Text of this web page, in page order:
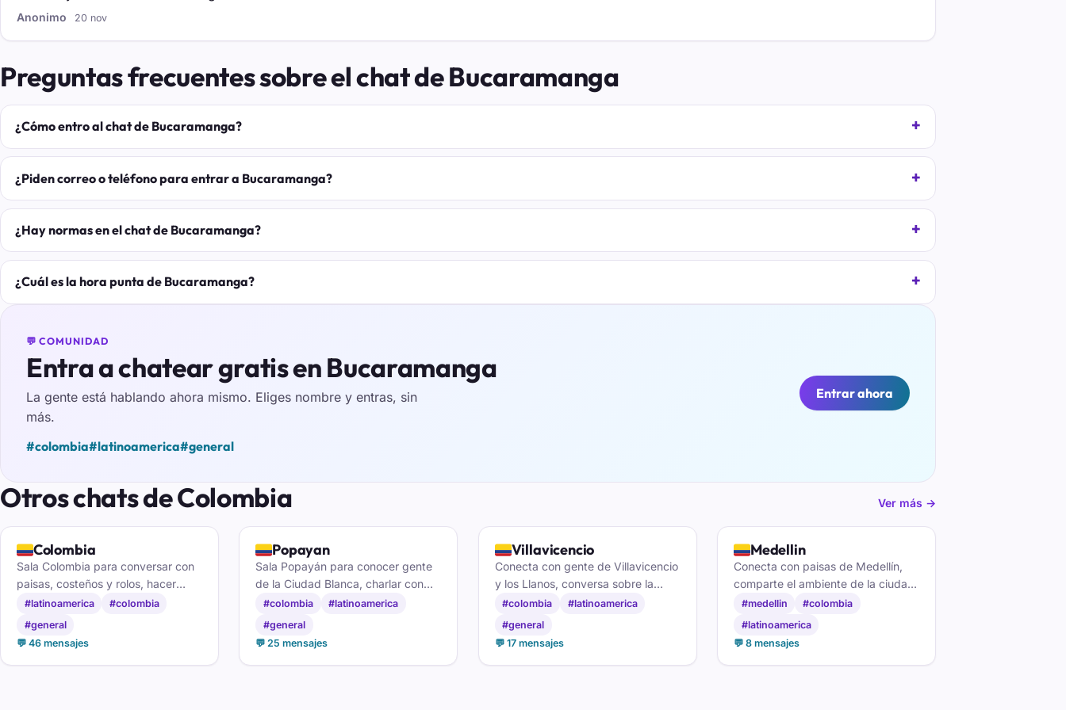
Anonimo 20 nov
Preguntas frecuentes sobre el chat de Bucaramanga
¿Cómo entro al chat de Bucaramanga?
¿Piden correo o teléfono para entrar a Bucaramanga?
¿Hay normas en el chat de Bucaramanga?
¿Cuál es la hora punta de Bucaramanga?
💬 COMUNIDAD
Entra a chatear gratis en Bucaramanga
La gente está hablando ahora mismo. Eliges nombre y entras, sin
más.
#colombia#latinoamerica#general
Entrar ahora
Otros chats de Colombia Ver más →
🇨🇴Colombia
Sala Colombia para conversar con
paisas, costeños y rolos, hacer
parceros nuevos y compartir el
sabor de cada región del país.
#latinoamerica
#colombia
#general
💬 46 mensajes
🇨🇴Popayan
Sala Popayán para conocer gente
de la Ciudad Blanca, charlar con
caucanos y hacer amistades
nuevas con sabor del sur de
Colombia.
#colombia
#latinoamerica
#general
💬 25 mensajes
🇨🇴Villavicencio
Conecta con gente de Villavicencio
y los Llanos, conversa sobre la
región y haz amigos en el chat
villavicense.
#colombia
#latinoamerica
#general
💬 17 mensajes
🇨🇴Medellin
Conecta con paisas de Medellín,
comparte el ambiente de la ciudad
de la eterna primavera y haz
amigos en el chat medellinense.
#medellin
#colombia
#latinoamerica
💬 8 mensajes